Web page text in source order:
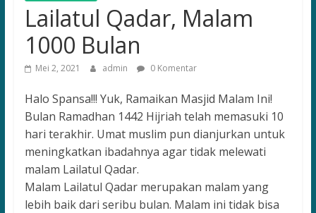
Lailatul Qadar, Malam
1000 Bulan
Mei 2, 2021 admin 0 Komentar
Halo Spansa!!! Yuk, Ramaikan Masjid Malam Ini!
Bulan Ramadhan 1442 Hijriah telah memasuki 10
hari terakhir. Umat muslim pun dianjurkan untuk
meningkatkan ibadahnya agar tidak melewati
malam Lailatul Qadar.
Malam Lailatul Qadar merupakan malam yang
lebih baik dari seribu bulan. Malam ini tidak bisa